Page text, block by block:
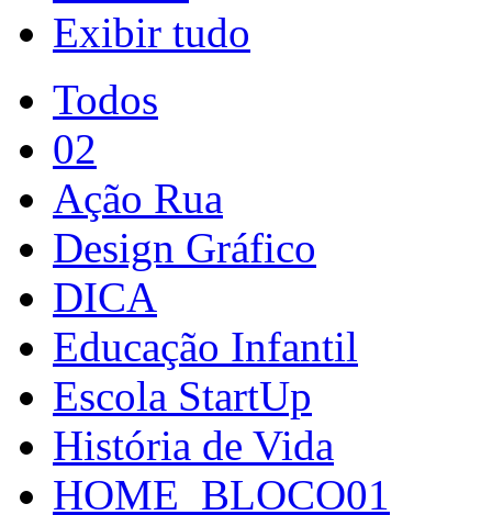
Exibir tudo
Todos
02
Ação Rua
Design Gráfico
DICA
Educação Infantil
Escola StartUp
História de Vida
HOME_BLOCO01